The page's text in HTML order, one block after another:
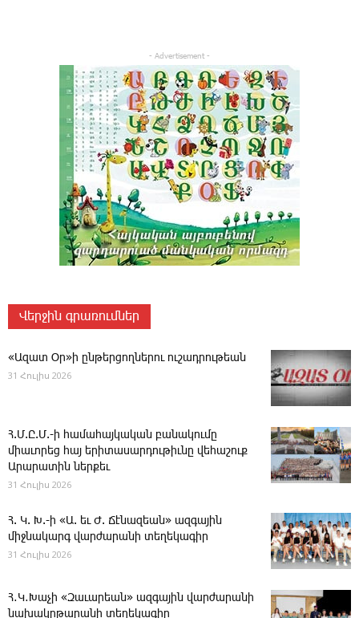
- Advertisement -
Վերջին գրառումներ
«Ազատ Օր»ի ընթերցողներու ուշադրութեան
31 Հուլիս 2026
Հ.Մ.Ը.Մ.-ի համահայկական բանակումը
միաւորեց հայ երիտասարդութիւնը վեհաշուք
Արարատին ներքեւ
31 Հուլիս 2026
Հ. Կ. Խ.-ի «Ա. եւ Ժ. ­Ճէնազեան» ազգային
միջնակարգ վարժարանի տեղեկագիր
31 Հուլիս 2026
Հ․Կ․Խաչի «Զաւարեան» ազգային վարժարանի
նախակրթարանի տեղեկագիր